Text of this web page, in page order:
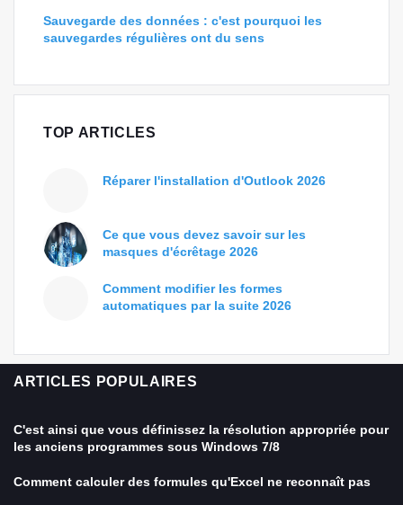
Sauvegarde des données : c'est pourquoi les
sauvegardes régulières ont du sens
TOP ARTICLES
Réparer l'installation d'Outlook 2026
Ce que vous devez savoir sur les
masques d'écrêtage 2026
Comment modifier les formes
automatiques par la suite 2026
ARTICLES POPULAIRES
C'est ainsi que vous définissez la résolution appropriée pour
les anciens programmes sous Windows 7/8
Comment calculer des formules qu'Excel ne reconnaît pas